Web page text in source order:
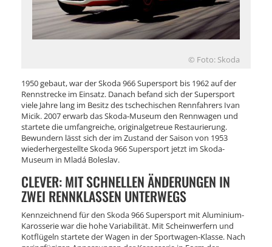
© Foto: Skoda
1950 gebaut, war der Skoda 966 Supersport bis 1962 auf der
Rennstrecke im Einsatz. Danach befand sich der Supersport
viele Jahre lang im Besitz des tschechischen Rennfahrers Ivan
Micik. 2007 erwarb das Skoda-Museum den Rennwagen und
startete die umfangreiche, originalgetreue Restaurierung.
Bewundern lässt sich der im Zustand der Saison von 1953
wiederhergestellte Skoda 966 Supersport jetzt im Skoda-
Museum in Mladá Boleslav.
CLEVER: MIT SCHNELLEN ÄNDERUNGEN IN
ZWEI RENNKLASSEN UNTERWEGS
Kennzeichnend für den Skoda 966 Supersport mit Aluminium-
Karosserie war die hohe Variabilität. Mit Scheinwerfern und
Kotflügeln startete der Wagen in der Sportwagen-Klasse. Nach